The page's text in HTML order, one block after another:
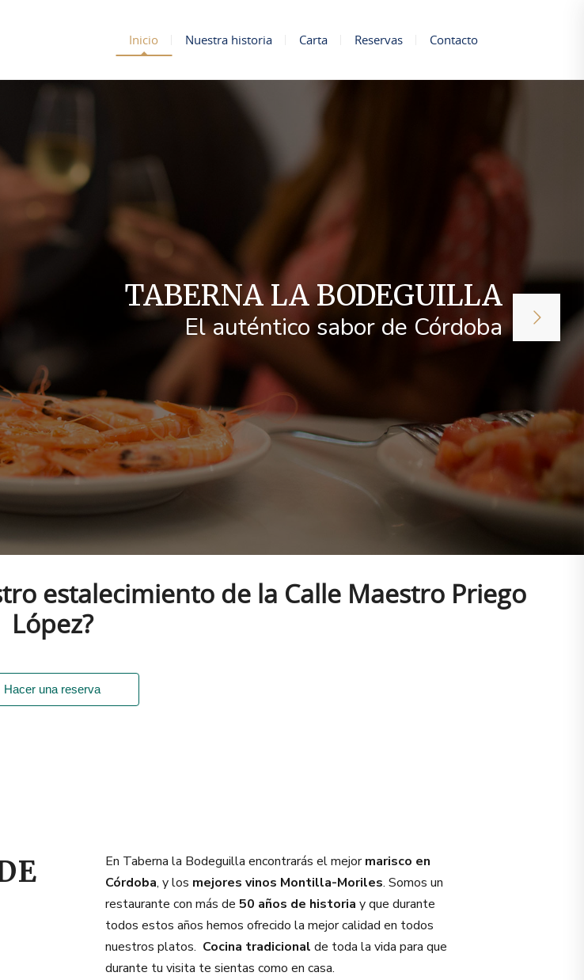
Inicio Nuestra historia Carta Reservas Contacto
TABERNA LA BODEGUILLA
El auténtico sabor de Córdoba
estalecimiento de la Calle Maestro Priego
López?
Hacer una reserva
En Taberna la Bodeguilla encontrarás el mejormarisco en
Córdoba, y los mejores vinos Montilla-Moriles. Somos un
restaurante con más de 50 años de historia y que durante
todos estos años hemos ofrecido la mejor calidad en todos
nuestros platos. Cocina tradicional de toda la vida para que
durante tu visita te sientas como en casa.